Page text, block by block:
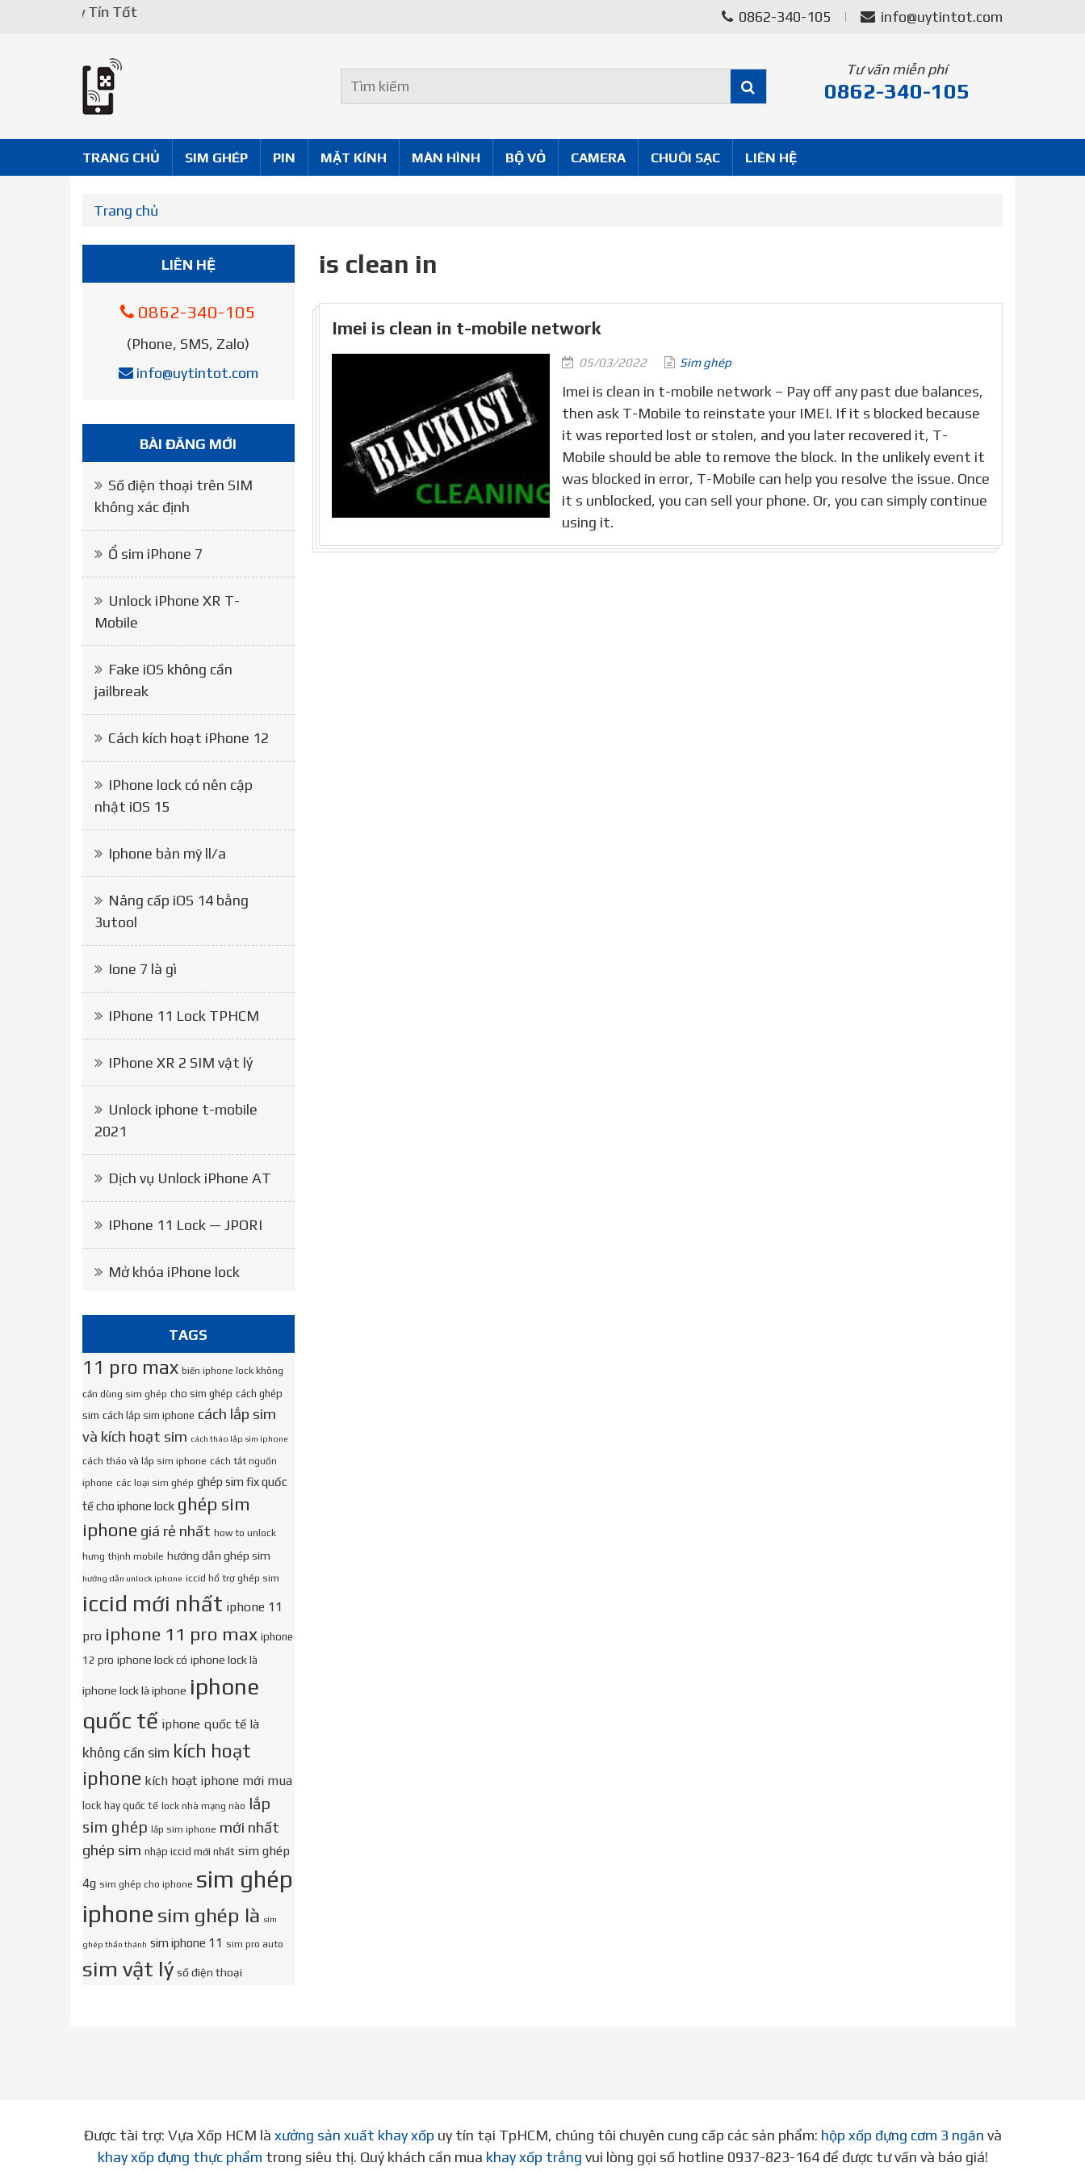
Uy Tín Tốt 0862-340-105 info@uytintot.com
Tư vấn miễn phí
0862-340-105
TRANG CHỦ SIM GHÉP PIN MẶT KÍNH MÀN HÌNH BỘ VỎ CAMERA CHUÔI SẠC LIÊN HỆ
Trang chủ
is clean in
Imei is clean in t-mobile network
05/03/2022 Sim ghép
Imei is clean in t-mobile network – Pay off any past due balances,
then ask T-Mobile to reinstate your IMEI. If it s blocked because
it was reported lost or stolen, and you later recovered it, T-
Mobile should be able to remove the block. In the unlikely event it
was blocked in error, T-Mobile can help you resolve the issue. Once
it s unblocked, you can sell your phone. Or, you can simply continue
using it.
LIÊN HỆ
0862-340-105
(Phone, SMS, Zalo)
info@uytintot.com
BÀI ĐĂNG MỚI
Số điện thoại trên SIM
không xác định
Ổ sim iPhone 7
Unlock iPhone XR T-
Mobile
Fake iOS không cần
jailbreak
Cách kích hoạt iPhone 12
IPhone lock có nên cập
nhật iOS 15
Iphone bản mỹ ll/a
Nâng cấp iOS 14 bằng
3utool
Ione 7 là gì
IPhone 11 Lock TPHCM
IPhone XR 2 SIM vật lý
Unlock iphone t-mobile
2021
Dịch vụ Unlock iPhone AT
IPhone 11 Lock — JPORI
Mở khóa iPhone lock
TAGS
11 pro max biến iphone lock không
cần dùng sim ghép cho sim ghép cách ghép
sim cách lắp sim iphone cách lắp sim
và kích hoạt sim cách tháo lắp sim iphone
cách tháo và lắp sim iphone cách tắt nguồn
iphone các loại sim ghép ghép sim fix quốc
tế cho iphone lock ghép sim
iphone giá rẻ nhất how to unlock
hưng thịnh mobile hướng dẫn ghép sim
hướng dẫn unlock iphone iccid hổ trợ ghép sim
iccid mới nhất iphone 11
pro iphone 11 pro max iphone
12 pro iphone lock có iphone lock là
iphone lock là iphone iphone
quốc tế iphone quốc tế là
không cần sim kích hoạt
iphone kích hoạt iphone mới mua
lock hay quốc tế lock nhà mạng nào lắp
sim ghép lắp sim iphone mới nhất
ghép sim nhập iccid mới nhất sim ghép
4g sim ghép cho iphone sim ghép
iphone sim ghép là sim
ghép thần thánh sim iphone 11 sim pro auto
sim vật lý số điện thoại
Được tài trợ: Vựa Xốp HCM là xưởng sản xuất khay xốp uy tín tại TpHCM, chúng tôi chuyên cung cấp các sản phẩm: hộp xốp đựng cơm 3 ngăn và
khay xốp đựng thực phẩm trong siêu thị. Quý khách cần mua khay xốp trắng vui lòng gọi số hotline 0937-823-164 để được tư vấn và báo giá!